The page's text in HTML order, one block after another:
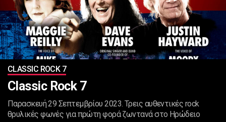
CLASSIC ROCK 7
Classic Rock 7
Παρασκευή 29 Σεπτεμβρίου 2023. Τρεις αυθεντικές rock
θρυλικές φωνές για πρώτη φορά ζωντανά στο Ηρώδειο